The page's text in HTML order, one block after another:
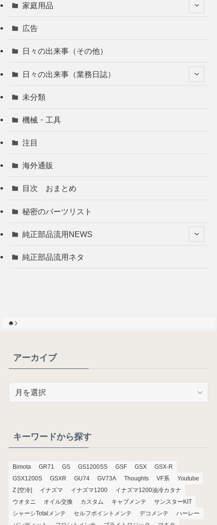
家庭用品
広告
日々の出来事（その他）
日々の出来事（業務日誌）
未分類
機械・工具
注目
海外通販
目次 おまとめ
秘密のパーツリスト
純正部品流用NEWS
純正部品流用ネタ
アーカイブ
ブキーワードから探す
Bimota GR71 GS GS1200SS GSF GSX
GSX-R
GSX1200S
GSXR GU74 GV73A Thoughts VF系
Youtube
Z [空冷]
イナズマ イナズマ1200
イナズマ1200油冷カタナ
ウオタニ
オイル交換 カスタム キャブメンテ
サンスターKIT
シャーシTotalメンテ
セルフポイントメンテ デコメンテ
ハーレー